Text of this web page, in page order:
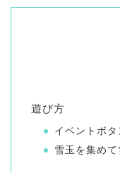
遊び方
イベントボ
雪玉を集め